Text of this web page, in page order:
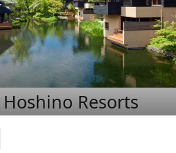
Hoshino Resorts